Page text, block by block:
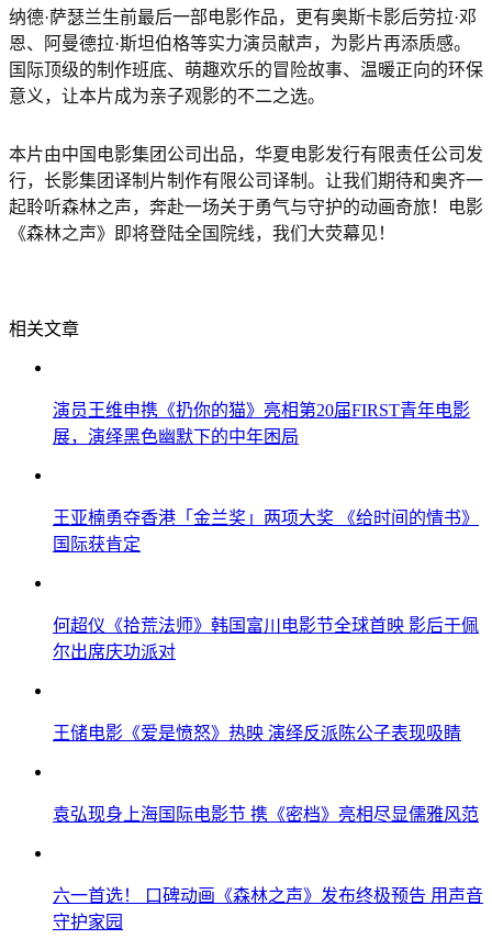
纳德·萨瑟兰生前最后一部电影作品，更有奥斯卡影后劳拉·邓
恩、阿曼德拉·斯坦伯格等实力演员献声，为影片再添质感。
国际顶级的制作班底、萌趣欢乐的冒险故事、温暖正向的环保
意义，让本片成为亲子观影的不二之选。
本片由中国电影集团公司出品，华夏电影发行有限责任公司发
行，长影集团译制片制作有限公司译制。让我们期待和奥齐一
起聆听森林之声，奔赴一场关于勇气与守护的动画奇旅！电影
《森林之声》即将登陆全国院线，我们大荧幕见！
相关文章
演员王维申携《扔你的猫》亮相第20届FIRST青年电影
展，演绎黑色幽默下的中年困局
王亚楠勇夺香港「金兰奖」两项大奖 《给时间的情书》
国际获肯定
何超仪《拾荒法师》韩国富川电影节全球首映 影后于佩
尔出席庆功派对
王储电影《爱是愤怒》热映 演绎反派陈公子表现吸睛
袁弘现身上海国际电影节 携《密档》亮相尽显儒雅风范
六一首选！ 口碑动画《森林之声》发布终极预告 用声音
守护家园